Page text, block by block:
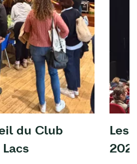
du Club
Les